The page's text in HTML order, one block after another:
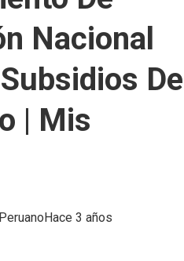
Nacional
| Mis
Hace 3 años